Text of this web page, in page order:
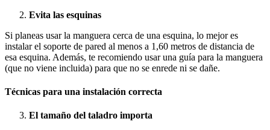
Evita las esquinas
Si planeas usar la manguera cerca de una esquina, lo mejor es
instalar el soporte de pared al menos a 1,60 metros de distancia de
esa esquina. Además, te recomiendo usar una guía para la manguera
(que no viene incluida) para que no se enrede ni se dañe.
Técnicas para una instalación correcta
El tamaño del taladro importa